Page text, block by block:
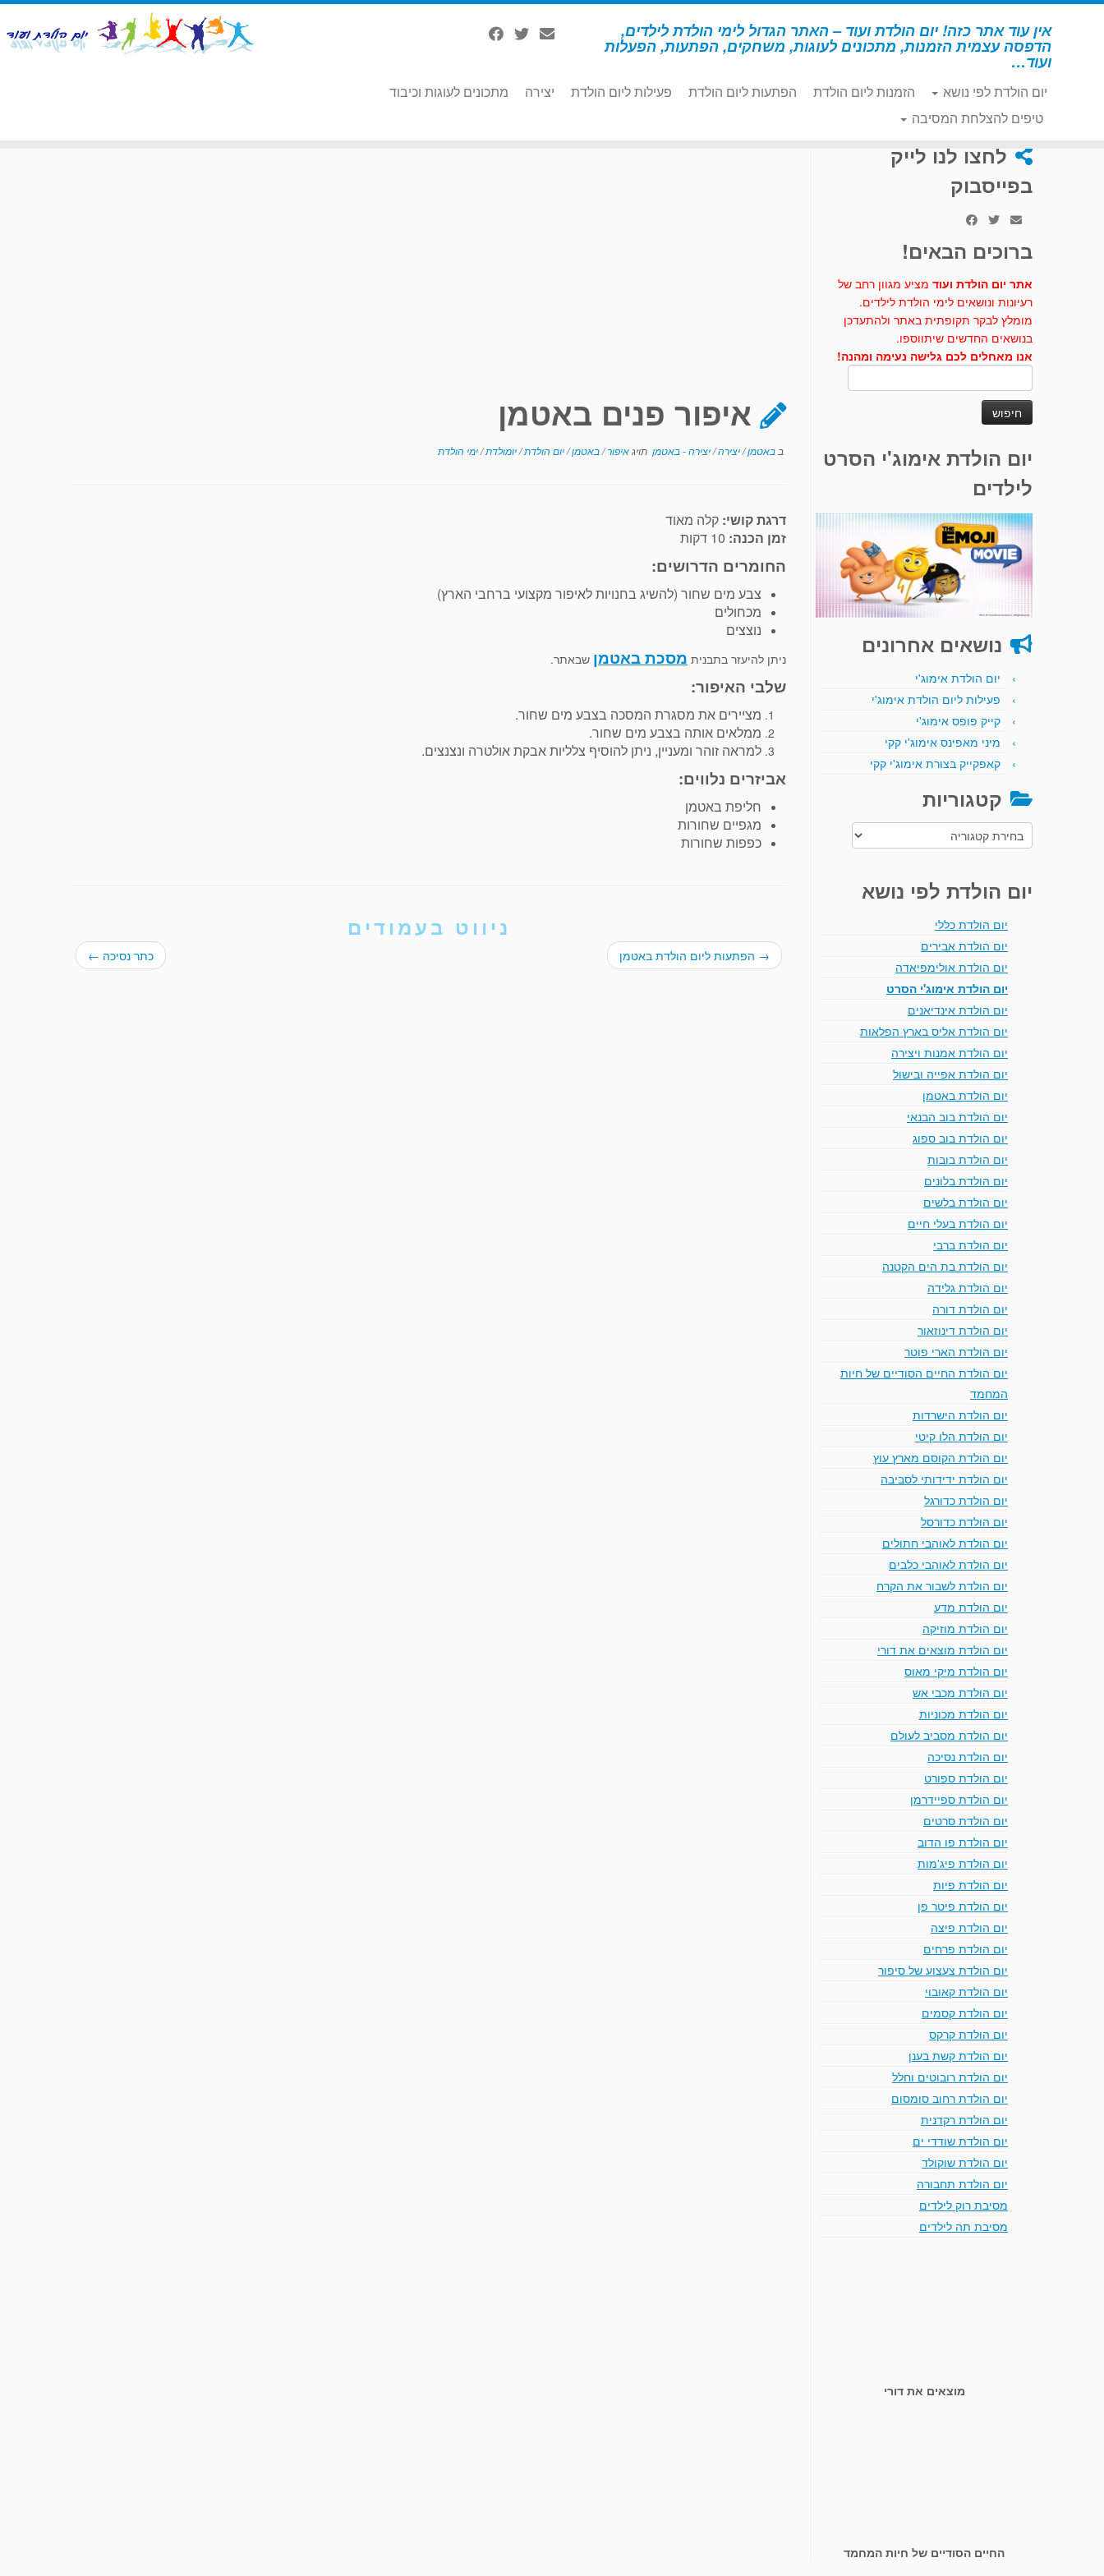
דלג
אין עוד אתר כזה! יום הולדת ועוד – האתר הגדול לימי הולדת לילדים,
הדפסה עצמית הזמנות, מתכונים לעוגות, משחקים, הפתעות, הפעלות
ועוד…
יום הולדת לפי נושא הזמנות ליום הולדת הפתעות ליום הולדת פעילות ליום הולדת יצירה
מתכונים לעוגות וכיבוד
טיפים להצלחת המסיבה
דף הבית » באטמן » איפור פנים באטמן
לחצו לנו לייק
בפייסבוק
ברוכים הבאים!
אתר יום הולדת ועוד מציע מגוון רחב של
רעיונות ונושאים לימי הולדת לילדים.
מומלץ לבקר תקופתית באתר ולהתעדכן
בנושאים החדשים שיתווספו.
אנו מאחלים לכם גלישה נעימה ומהנה!
יום הולדת אימוג'י הסרט
לילדים
נושאים אחרונים
יום הולדת אימוג'י
פעילות ליום הולדת אימוג'י
קייק פופס אימוג'י
מיני מאפינס אימוג'י קקי
קאפקייק בצורת אימוג'י קקי
קטגוריות
קטגוריות
יום הולדת לפי נושא
יום הולדת כללי
יום הולדת אבירים
יום הולדת אולימפיאדה
יום הולדת אימוג'י הסרט
יום הולדת אינדיאנים
יום הולדת אליס בארץ הפלאות
יום הולדת אמנות ויצירה
יום הולדת אפייה ובישול
יום הולדת באטמן
יום הולדת בוב הבנאי
יום הולדת בוב ספוג
יום הולדת בובות
יום הולדת בלונים
יום הולדת בלשים
יום הולדת בעלי חיים
יום הולדת ברבי
יום הולדת בת הים הקטנה
יום הולדת גלידה
יום הולדת דורה
יום הולדת דינוזאור
יום הולדת הארי פוטר
יום הולדת החיים הסודיים של חיות
המחמד
יום הולדת הישרדות
יום הולדת הלו קיטי
יום הולדת הקוסם מארץ עוץ
יום הולדת ידידותי לסביבה
יום הולדת כדורגל
יום הולדת כדורסל
יום הולדת לאוהבי חתולים
יום הולדת לאוהבי כלבים
יום הולדת לשבור את הקרח
יום הולדת מדע
יום הולדת מוזיקה
יום הולדת מוצאים את דורי
יום הולדת מיקי מאוס
יום הולדת מכבי אש
יום הולדת מכוניות
יום הולדת מסביב לעולם
יום הולדת נסיכה
יום הולדת ספורט
יום הולדת ספיידרמן
יום הולדת סרטים
יום הולדת פו הדוב
יום הולדת פיג'מות
יום הולדת פיות
יום הולדת פיטר פן
יום הולדת פיצה
יום הולדת פרחים
יום הולדת צעצוע של סיפור
יום הולדת קאובוי
יום הולדת קסמים
יום הולדת קרקס
יום הולדת קשת בענן
יום הולדת רובוטים וחלל
יום הולדת רחוב סומסום
יום הולדת רקדנית
יום הולדת שודדי ים
יום הולדת שוקולד
יום הולדת תחבורה
מסיבת רוק לילדים
מסיבת תה לילדים
מוצאים את דורי
החיים הסודיים של חיות המחמד
איפור פנים באטמן
ב באטמן/יצירה/יצירה - באטמן תויגאיפור/באטמן/יום הולדת/יומולדת/ימי הולדת
דרגת קושי: קלה מאוד
זמן הכנה:
החומרים הדרושים:
צבע מים שחור (להשיג בחנויות לאיפור מקצועי ברחבי הארץ)
מכחולים
נוצצים
ניתן להיעזר בתבנית מסכת באטמן שבאתר.
שלבי האיפור:
מציירים את מסגרת המסכה בצבע מים שחור.
ממלאים אותה בצבע מים שחור.
למראה זוהר ומעניין, ניתן להוסיף צלליות אבקת אולטרה ונצנצים.
אביזרים נלווים:
חליפת באטמן
מגפיים שחורות
כפפות שחורות
ניווט בעמודים
→ הפתעות ליום הולדת באטמן כתר נסיכה ←